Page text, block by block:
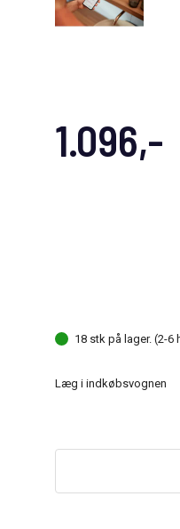
1.096,-
18 stk på lager. (2-
Læg i indkøbsvognen